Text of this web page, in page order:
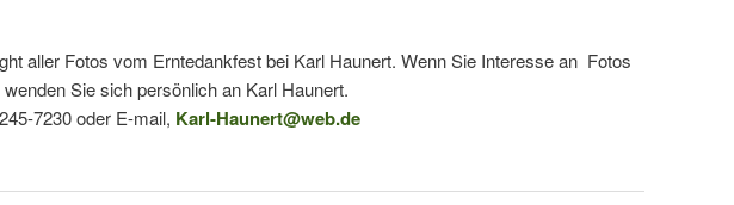
aller Fotos vom Erntedankfest bei Karl Haunert. Wenn Sie Interesse an Fotos
wenden Sie sich persönlich an Karl Haunert.
7230 oder E-mail, Karl-Haunert@web.de